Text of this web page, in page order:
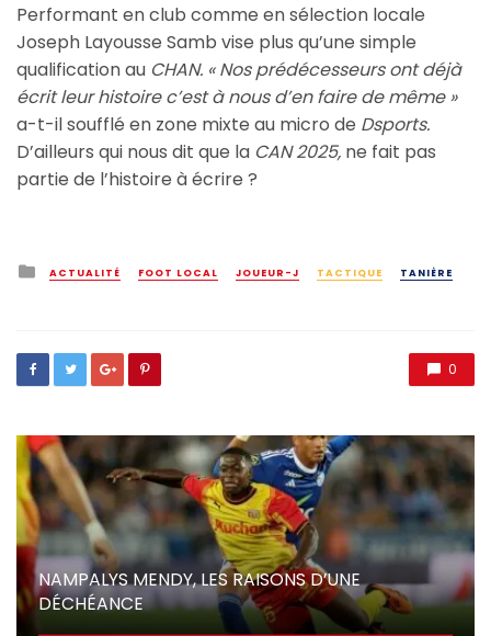
Performant en club comme en sélection locale
Joseph Layousse Samb vise plus qu’une simple
qualification au CHAN. « Nos prédécesseurs ont déjà
écrit leur histoire c’est à nous d’en faire de même »
a-t-il soufflé en zone mixte au micro de Dsports.
D’ailleurs qui nous dit que la CAN 2025, ne fait pas
partie de l’histoire à écrire ?
Posted
in
ACTUALITÉ FOOT LOCAL JOUEUR-J TACTIQUE TANIÈRE
0
NAMPALYS MENDY, LES RAISONS D’UNE
DÉCHÉANCE